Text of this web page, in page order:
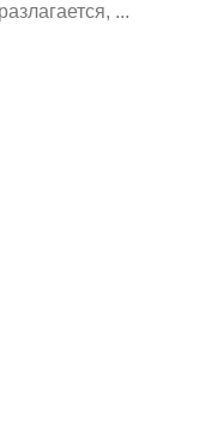
...